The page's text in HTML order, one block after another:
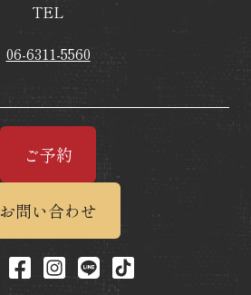
TEL
06-6311-5560
ご予約
お問い合わせ